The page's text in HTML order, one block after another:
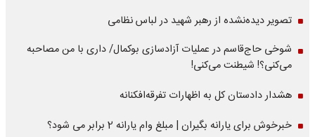
تصویر دیده‌نشده از رهبر شهید در لباس نظامی
شوخی حاج‌قاسم در عملیات آزادسازی بوکمال/ داری با من مصاحبه‌
می‌کنی؟! شیطنت می‌کنی!
هشدار دادستان کل به اظهارات تفرقه‌افکنانه
خبرخوش برای یارانه بگیران | مبلغ وام یارانه 2 برابر می شود؟